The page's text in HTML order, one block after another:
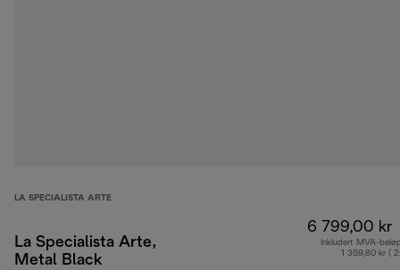
LA SPECIALISTA ARTE
La Specialista Arte,
Metal Black
6 799,00 kr
Inkludert MVA-
1 359,80 kr (